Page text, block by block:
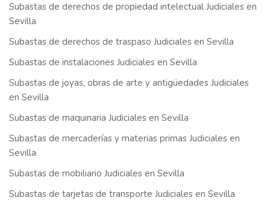
Subastas de derechos de propiedad intelectual Judiciales en
Sevilla
Subastas de derechos de traspaso Judiciales en Sevilla
Subastas de instalaciones Judiciales en Sevilla
Subastas de joyas, obras de arte y antigüedades Judiciales
en Sevilla
Subastas de maquinaria Judiciales en Sevilla
Subastas de mercaderías y materias primas Judiciales en
Sevilla
Subastas de mobiliario Judiciales en Sevilla
Subastas de tarjetas de transporte Judiciales en Sevilla